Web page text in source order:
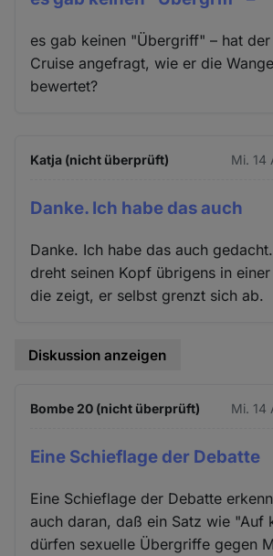
es gab keinen "Übergriff" – hat
Cruise angefragt, wie er die
bewertet?
Katja (nicht überprüft) Mi. 14
Danke. Ich habe das auch
Danke. Ich habe das auch
dreht seinen Kopf übrigens in
die zeigt, er selbst grenzt sich ab.
Diskussion anzeigen
Bombe 20 (nicht überprüft) Mi. 14
Eine Schieflage der Debatte
Eine Schieflage der Debatte
auch daran, daß ein Satz wie "Auf
dürfen sexuelle Übergriffe gegen